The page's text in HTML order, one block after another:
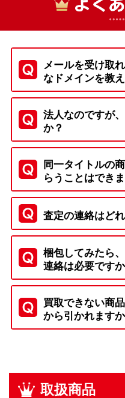
メールを受け取
なドメインを教え
法人なのですが
か？
同一タイトルの
らうことはでき
査定の連絡はど
梱包してみたら
連絡は必要ですか
買取できない商
から引かれますか
取扱商品